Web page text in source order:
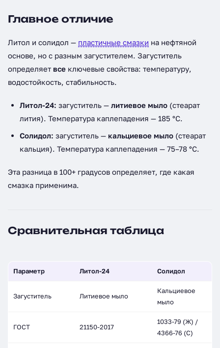
Главное отличие
Литол и солидол — пластичные смазки на нефтяной
основе, но с разным загустителем. Загуститель
определяет все ключевые свойства: температуру,
водостойкость, стабильность.
Литол-24: загуститель — литиевое мыло (стеарат
лития). Температура каплепадения — 185 °C.
Солидол: загуститель — кальциевое мыло (стеарат
кальция). Температура каплепадения — 75–78 °C.
Эта разница в 100+ градусов определяет, где какая
смазка применима.
Сравнительная таблица
Параметр Литол-24 Солидол
Загуститель Литиевое мыло
Кальциевое
мыло
ГОСТ 21150-2017
1033-79 (Ж) /
4366-76 (С)